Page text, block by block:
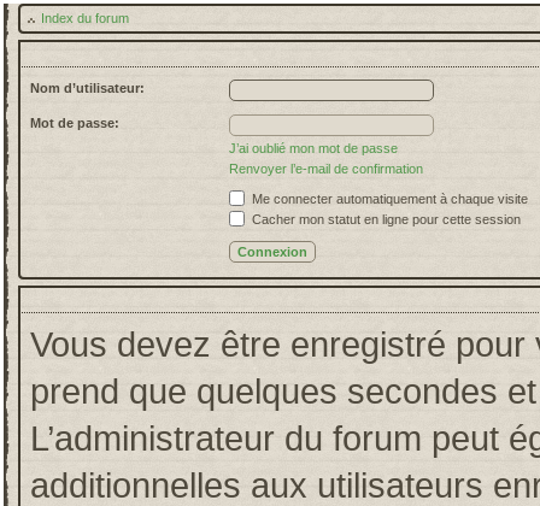
Index du forum
Nom d’utilisateur:
Mot de passe:
J’ai oublié mon mot de passe
Renvoyer l’e-mail de confirmation
Me connecter automatiquement à chaque visite
Cacher mon statut en ligne pour cette session
Vous devez être enregistré pour
prend que quelques secondes
L’administrateur du forum peut
additionnelles aux utilisateurs